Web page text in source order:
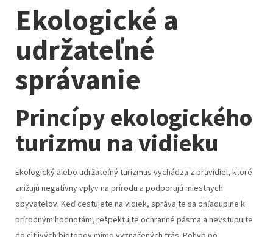
Ekologické a
udržateľné
správanie
Princípy ekologického
turizmu na vidieku
Ekologický alebo udržateľný turizmus vychádza z pravidiel, ktoré
znižujú negatívny vplyv na prírodu a podporujú miestnych
obyvateľov. Keď cestujete na vidiek, správajte sa ohľaduplne k
prírodným hodnotám, rešpektujte ochranné pásma a nevstupujte